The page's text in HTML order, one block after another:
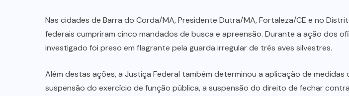
Nas cidades de Barra do Corda/MA, Presidente Dutra/MA, Fortaleza/CE e no
federais cumpriram cinco mandados de busca e apreensão. Durante a ação dos
investigado foi preso em flagrante pela guarda irregular de três aves silvestres.
Além destas ações, a Justiça Federal também determinou a aplicação de medidas
suspensão do exercício de função pública, a suspensão do direito de fechar